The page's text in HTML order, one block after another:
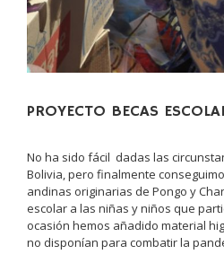
PROYECTO BECAS
No ha sido fácil dadas las
Bolivia, pero finalmente
andinas originarias de Pongo y
escolar a las niñas y niños que
ocasión hemos añadido material
no disponían para combatir la